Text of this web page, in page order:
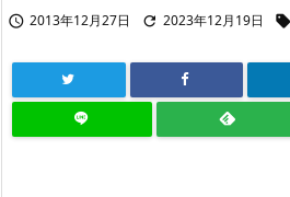
 2013年12月27日  2023年12月19日 